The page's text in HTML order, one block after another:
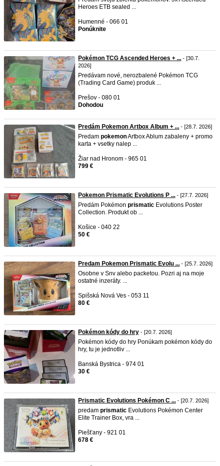
Heroes ETB sealed ...
Humenné - 066 01
Ponúknite
Pokémon TCG Ascended Heroes + ... - [30.7.
2026]
Predávam nové, nerozbalené Pokémon TCG
(Trading Card Game) produk ...
Prešov - 080 01
Dohodou
Predám Pokemon Artbox Album + ... - [28.7. 2026]
Predam pokemonArtbox Ablum zabaleny + promo
karta + vsetky nalep ...
Žiar nad Hronom - 965 01
799 €
Pokemon Prismatic Evolutions P ... - [27.7. 2026]
Predám Pokémon prismatic Evolutions Poster
Collection. Produkt ob ...
Košice - 040 22
50 €
Predam Pokemon Prismatic Evolu ... - [25.7. 2026]
Osobne v Snv alebo packetou. Pozri aj na moje
ostatné inzeráty. ...
Spišská Nová Ves - 053 11
80 €
Pokémon kódy do hry - [20.7. 2026]
Pokémon kódy do hry Ponúkam pokémon kódy do
hry, tu je jednotliv ...
Banská Bystrica - 974 01
30 €
Prismatic Evolutions Pokémon C ... - [20.7. 2026]
predam prismatic Evolutions Pokémon Center
Elite Trainer Box, vra ...
Piešťany - 921 01
678 €